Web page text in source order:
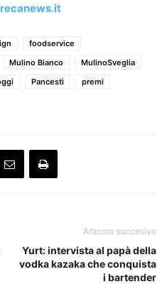
foodservice
Mulino Bianco
MulinoSveglia
Pancestì
premi
Articolo succesivo
Yurt: ​intervista al papà della
vodka kazaka che conquista
i bartender